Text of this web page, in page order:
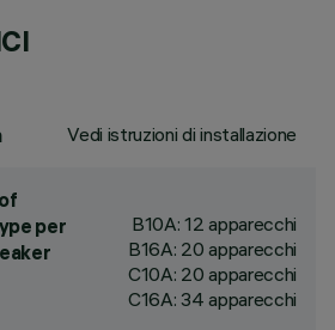
Vedi istruzioni di installazione
per
B10A: 12 apparecchi
B16A: 20 apparecchi
C10A: 20 apparecchi
C16A: 34 apparecchi